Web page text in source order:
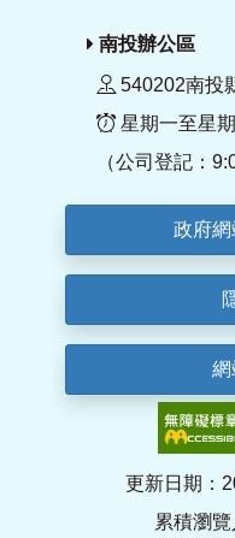
南投辦公區
540202南投
星期一至星
（公司登記：
政府
網
更新日期：
累積瀏